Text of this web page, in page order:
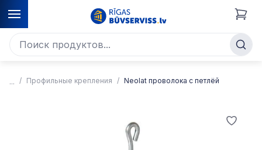
Профильные крепления Neolat проволока с петлёй